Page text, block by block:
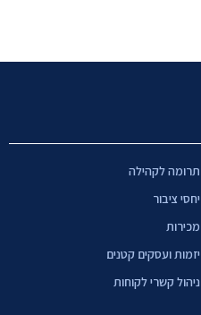
תרומה לקהילה
יחסי ציבור
מכירות
יזמות ועסקים קטנים
ניהול קשרי לקוחות